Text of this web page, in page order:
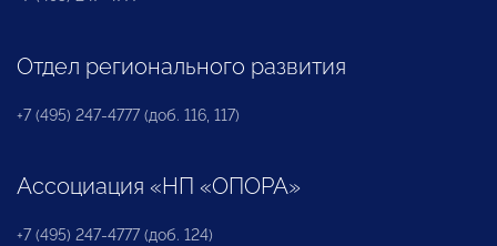
Отдел регионального развития
+7 (495) 247-4777 (доб. 116, 117)
Ассоциация «НП «ОПОРА»
+7 (495) 247-4777 (доб. 124)